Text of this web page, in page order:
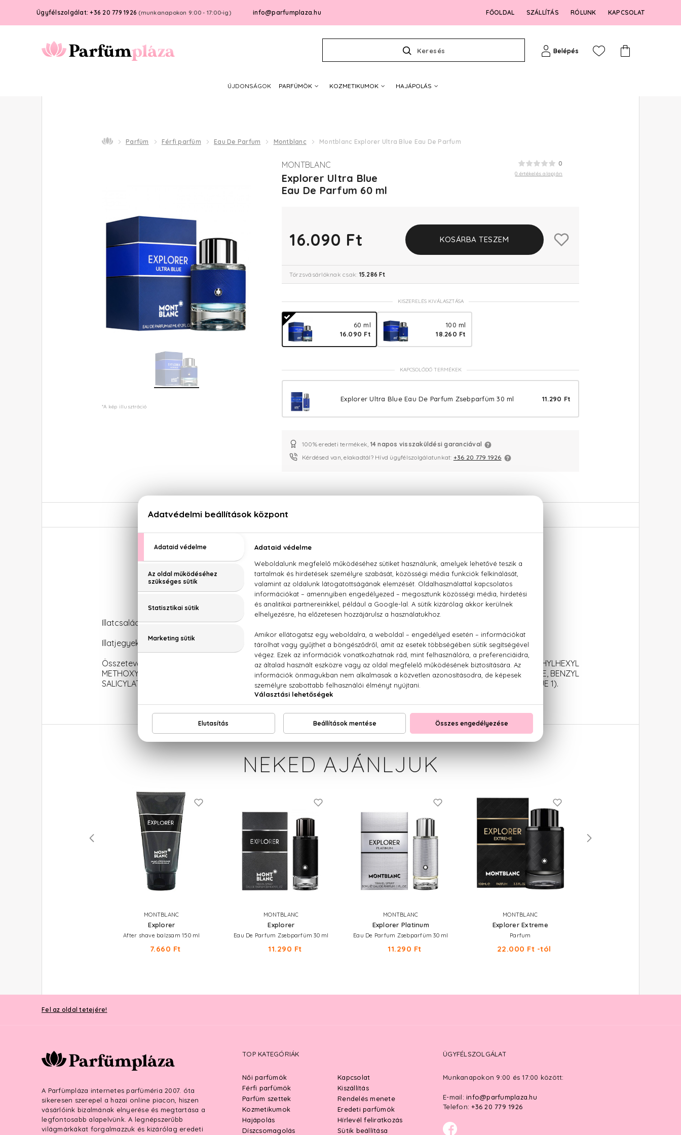
Ügyfélszolgálat: +36 20 779 1926 (munkanapokon 9:00 - 17:00-ig) info@parfumplaza.hu FŐOLDAL SZÁLLÍTÁS RÓLUNK KAPCSOLAT
Keresés Belépés
ÚJDONSÁGOK PARFÜMÖK KOZMETIKUMOK HAJÁPOLÁS
Parfüm Férfi parfüm Eau De Parfum Montblanc Montblanc Explorer Ultra Blue Eau De Parfum
*A kép illusztráció
0
0 értékelés alapján
MONTBLANC
Explorer Ultra Blue
Eau De Parfum 60 ml
16.090 Ft KOSÁRBA TESZEM
Törzsvásárlóknak csak: 15.286 Ft
KISZERELÉS KIVÁLASZTÁSA
60 ml
16.090 Ft
100 ml
18.260 Ft
KAPCSOLÓDÓ TERMÉKEK
Explorer Ultra Blue Eau De Parfum Zsebparfüm 30 ml 11.290 Ft
100% eredeti termékek, 14 napos visszaküldési garanciával
Kérdésed van, elakadtál? Hívd ügyfélszolgálatunkat: +36 20 779 1926
LEÍRÁS
Montblanc Explorer Ultra Blue Eau De Parfum
Illatcsalád: Citrus-aromás
Illatjegyek: bergamott, egzotikus gyümölcsök, rózsabors, tengeri aromák, ámbra, pacsuli, fás jegyek, bőr
Összetevők: ALCOHOL DENAT. (SD ALCOHOL 39-C), PARFUM (FRAGRANCE), AQUA (WATER), LIMONENE, ETHYLHEXYL
METHOXYCINNAMATE, BUTYL METHOXYDIBENZOYLMETHANE, ETHYLHEXYL SALICYLATE, BHT, ALPHA-ISOMETHYL IONONE, BENZYL
SALICYLATE, CITRAL, CITRONELLOL, COUMARIN, EUGENOL, GERANIOL, LINALOOL, CI 60730 (EXT. VIOLET 2), CI 42090 (BLUE 1).
NEKED AJÁNLJUK
MONTBLANC
Explorer
After shave balzsam 150 ml
7.660 Ft
MONTBLANC
Explorer
Eau De Parfum Zsebparfüm 30 ml
11.290 Ft
MONTBLANC
Explorer Platinum
Eau De Parfum Zsebparfüm 30 ml
11.290 Ft
MONTBLANC
Explorer Extreme
Parfum
22.000 Ft -tól
Fel az oldal tetejére!
A Parfümpláza internetes parfüméria 2007. óta
sikeresen szerepel a hazai online piacon, hiszen
vásárlóink bizalmának elnyerése és megtartása a
legfontosabb alapelvünk. A legnépszerűbb
világmárkákat forgalmazzuk és kizárólag eredeti
TOP KATEGÓRIÁK
Női parfümök
Férfi parfümök
Parfüm szettek
Kozmetikumok
Hajápolás
Díszcsomagolás
Kapcsolat
Kiszállítás
Rendelés menete
Eredeti parfümök
Hírlevél feliratkozás
Sütik beállítása
ÜGYFÉLSZOLGÁLAT
Munkanapokon 9:00 és 17:00 között:
E-mail: info@parfumplaza.hu
Telefon: +36 20 779 1926